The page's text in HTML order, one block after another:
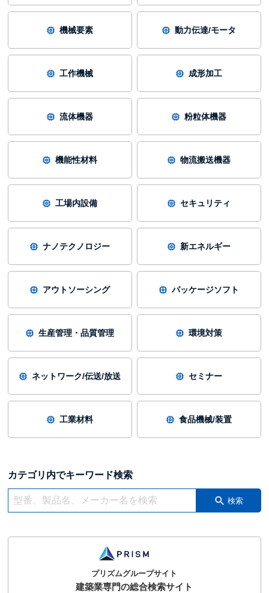
機械要素 動力伝達/モータ
工作機械 成形加工
流体機器 粉粒体機器
機能性材料 物流搬送機器
工場内設備 セキュリティ
ナノテクノロジー 新エネルギー
アウトソーシング パッケージソフト
生産管理・品質管理 環境対策
ネットワーク/伝送/放送 セミナー
工業材料 食品機械/装置
カテゴリ内でキーワード検索
検索
プリズムグループサイト
建築業専門の総合検索サイト